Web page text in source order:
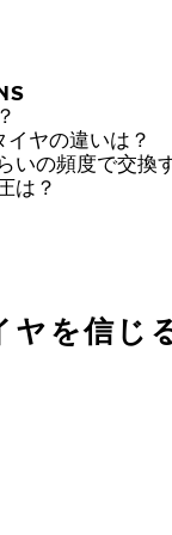
ヤの違いは？
の頻度で交換
は？
ヤを信じ